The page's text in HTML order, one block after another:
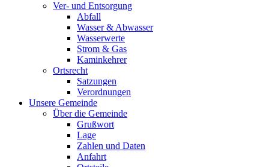
Ver- und Entsorgung
Abfall
Wasser & Abwasser
Wasserwerte
Strom & Gas
Kaminkehrer
Ortsrecht
Satzungen
Verordnungen
Unsere Gemeinde
Über die Gemeinde
Grußwort
Lage
Zahlen und Daten
Anfahrt